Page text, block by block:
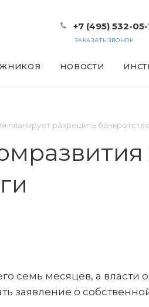
+7 (495) 532-05-
ЗАКАЗАТЬ ЗВОНОК
НОВОСТИ
разрешить банкротство
семь месяцев, а власти
заявление о